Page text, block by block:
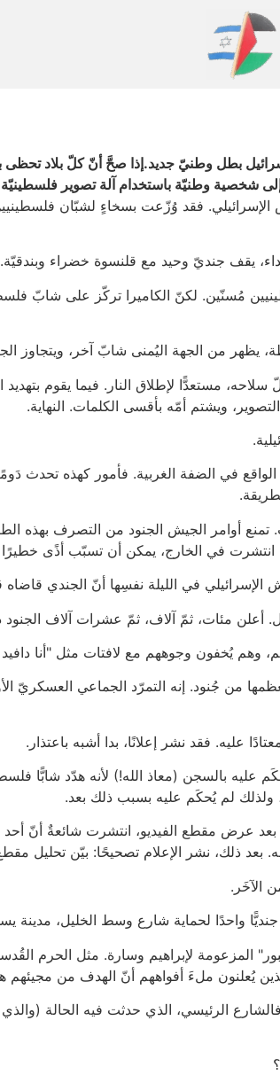
بطل وطنيّ جديد.إذا صحَّ أنّ كلّ بلاد تحظى
شخصية وطنيّة باستخدام آلة تصوير
فقد وُزّعت بسخاءٍ لشبّان
يقف جنديّ وحيد مع قلنسوة خضراء
مُسنّين. لكنّ الكاميرا تركّز على شابّ
يظهر من الجهة اليُمنى شابّ آخر، ويتجاوز
مستعدًّا لإطلاق النار. فيما يقوم
ويشتم أمّه بأقسى الكلمات. النهاية.
في الضفة الغربية. فأمور كهذه تحدث
تمنع أوامر الجيش الجنود من التصرف
انتشرت في الخارج، يمكن أن تسبّب أذًى خطيرًا
في الليلة نفسِها أنّ الجندي قاضاه
أعلن مئات، ثمّ آلاف، ثمّ عشرات آلاف
وهم يُخفون وجوههم مع لافتات مثل "أنا
معظمها من جُنود. إنه التمرّد الجماعي العسكريّ
عليه. فقد نشر إعلانًا، بدا أشبه باعتذار.
عليه بالسجن (معاذ الله!) لأنه هدّد شابًّا
ولذلك لم يُحكَم عليه بسبب ذلك بعد.
عرض مقطع الفيديو، انتشرت شائعةٌ أنّ أحد
بعد ذلك، نشر الإعلام تصحيحًا: بيّن تحليل
الآخَر.
واحدًا لحماية شارع وسط الخليل، مدينة
المزعومة لإبراهيم وسارة. مثل الحرم
الرئيسي، الذي حدثت فيه الحالة